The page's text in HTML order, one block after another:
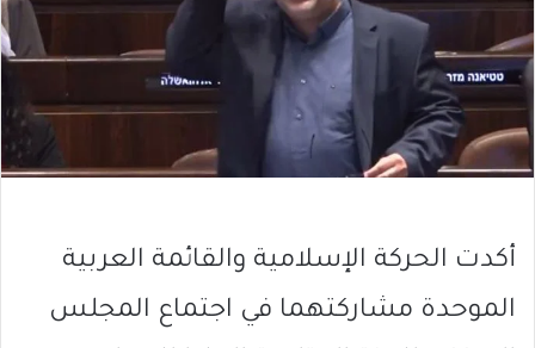
أكدت الحركة الإسلامية والقائمة العربية
الموحدة مشاركتهما في اجتماع المجلس